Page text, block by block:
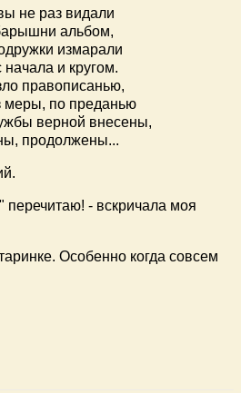
видали
альбом,
измарали
и кругом.
по преданью
внесены,
перечитаю! - вскричала моя
Особенно когда совсем